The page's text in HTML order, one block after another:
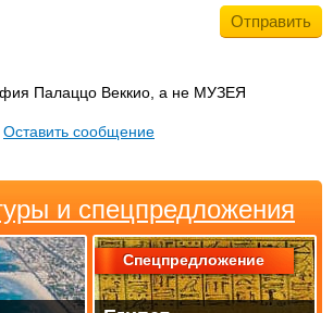
Палаццо Веккио, а не МУЗЕЯ
Оставить сообщение
и спецпредложения
Спецпредложение